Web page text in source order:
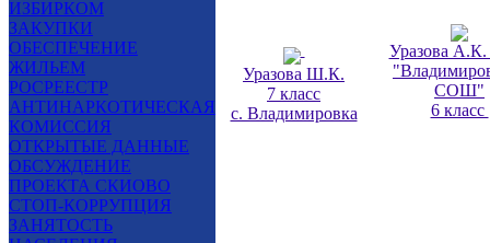
ИЗБИРКОМ
ЗАКУПКИ
ОБЕСПЕЧЕНИЕ
ЖИЛЬЕМ
РОСРЕЕСТР
АНТИНАРКОТИЧЕСКАЯ
КОМИССИЯ
ОТКРЫТЫЕ ДАННЫЕ
ОБСУЖДЕНИЕ
ПРОЕКТА СКИОВО
СТОП-КОРРУПЦИЯ
ЗАНЯТОСТЬ
Уразова Ш.К.
7 класс
с. Владимировка
Уразова
СОШ"
6 класс